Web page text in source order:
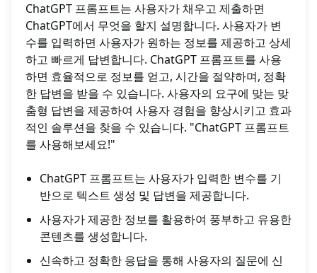
ChatGPT 프롬프트는 사용자가 채우고 제출하면
ChatGPT에서 무엇을 할지 설명합니다. 사용자가 변
수를 입력하면 사용자가 원하는 정보를 제공하고 상세
하고 빠르게 답변합니다. ChatGPT 프롬프트를 사용
하면 효율적으로 정보를 얻고, 시간을 절약하며, 정확
한 답변을 받을 수 있습니다. 사용자의 요구에 맞는 맞
춤형 답변을 제공하여 사용자 경험을 향상시키고 효과
적인 솔루션을 찾을 수 있습니다. "ChatGPT 프롬프트
를 사용해보세요!"
ChatGPT 프롬프트는 사용자가 입력한 변수를 기
반으로 텍스트 생성 및 답변을 제공합니다.
사용자가 제공한 정보를 활용하여 풍부하고 유용한
콘텐츠를 생성합니다.
신속하고 정확한 응답을 통해 사용자의 질문에 신